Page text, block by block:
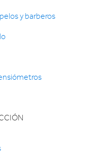
y barberos